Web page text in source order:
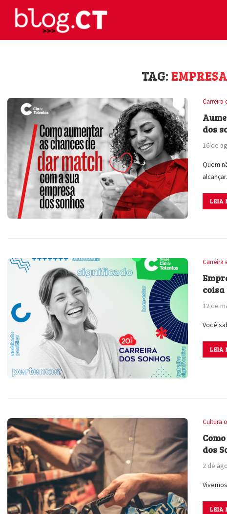
TAG:
Carreira
dos
16 de
Quem
LEIA
Carreira
coisa
12 de
Você
LEIA
Cultura
dos
2 de
LEIA